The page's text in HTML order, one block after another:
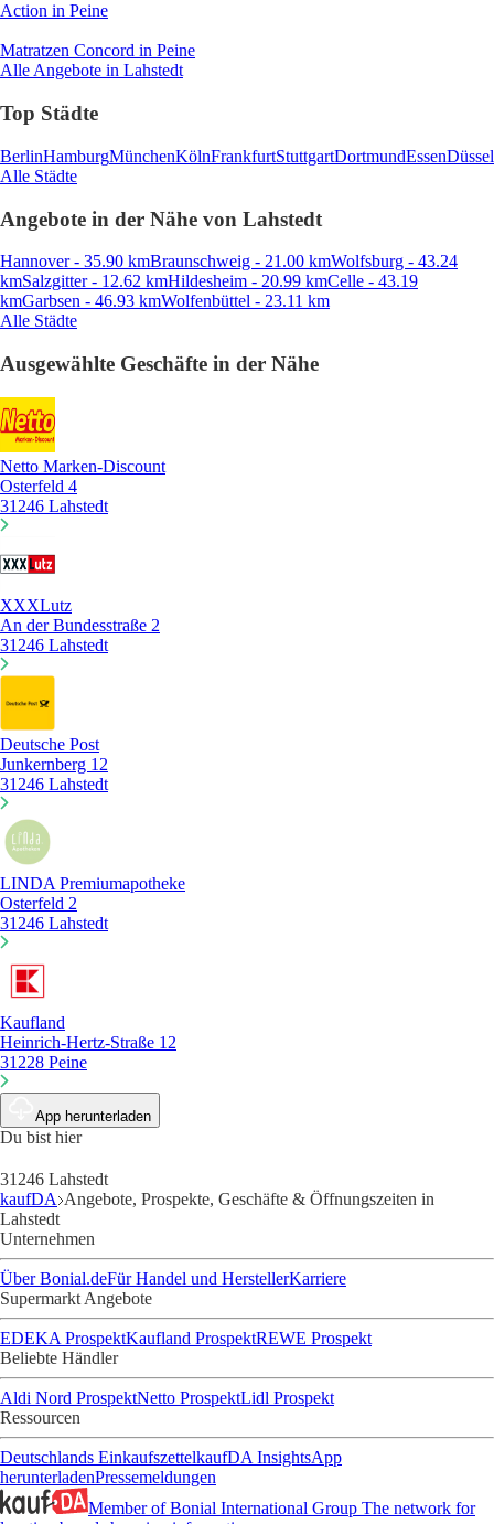
Action in Peine
Matratzen Concord in Peine
Alle Angebote in Lahstedt
Top Städte
BerlinHamburgMünchenKölnFrankfurtStuttgartDortmundEssen
Alle Städte
Angebote in der Nähe von Lahstedt
Hannover - 35.90 kmBraunschweig - 21.00 kmWolfsburg - 43.24
kmSalzgitter - 12.62 kmHildesheim - 20.99 kmCelle - 43.19
kmGarbsen - 46.93 kmWolfenbüttel - 23.11 km
Alle Städte
Ausgewählte Geschäfte in der Nähe
Netto Marken-Discount
Osterfeld 4
31246 Lahstedt
XXXLutz
An der Bundesstraße 2
31246 Lahstedt
Deutsche Post
Junkernberg 12
31246 Lahstedt
LINDA Premiumapotheke
Osterfeld 2
31246 Lahstedt
Kaufland
Heinrich-Hertz-Straße 12
31228 Peine
App herunterladen
Du bist hier
31246 Lahstedt
kaufDA Angebote, Prospekte, Geschäfte & Öffnungszeiten in
Lahstedt
Unternehmen
Über Bonial.deFür Handel und HerstellerKarriere
Supermarkt Angebote
EDEKA ProspektKaufland ProspektREWE Prospekt
Beliebte Händler
Aldi Nord ProspektNetto ProspektLidl Prospekt
Ressourcen
Deutschlands EinkaufszettelkaufDA InsightsApp
herunterladenPressemeldungen
Member of Bonial International Group The network for